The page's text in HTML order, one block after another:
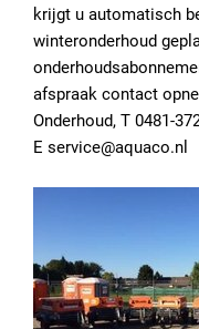
krijgt u automatisch
winteronderhoud
afspraak contact
Onderhoud, T 0481-
E service@aquaco.nl